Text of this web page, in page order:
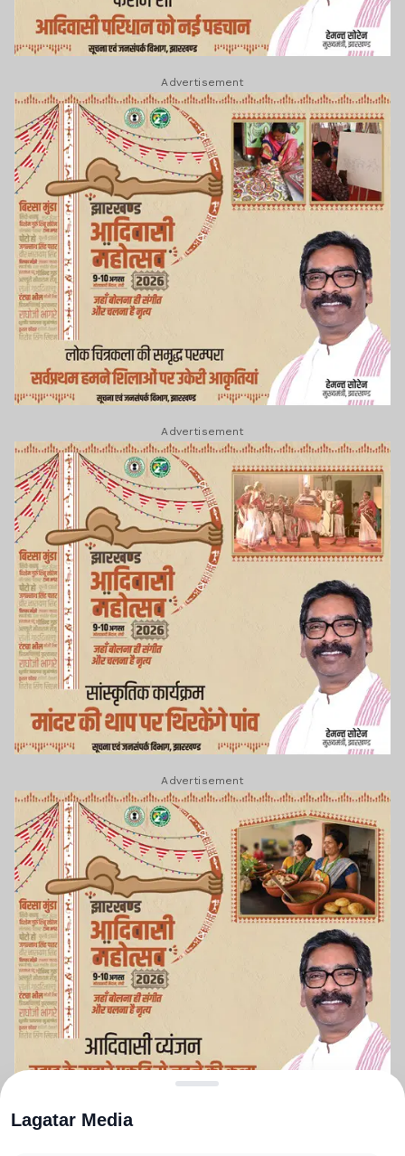
Advertisement
Advertisement
Advertisement
Lagatar Media